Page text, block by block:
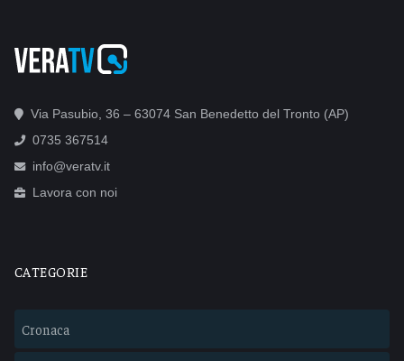
Via Pasubio, 36 – 63074 San Benedetto del Tronto (AP)
0735 367514
info@veratv.it
Lavora con noi
CATEGORIE
Cronaca